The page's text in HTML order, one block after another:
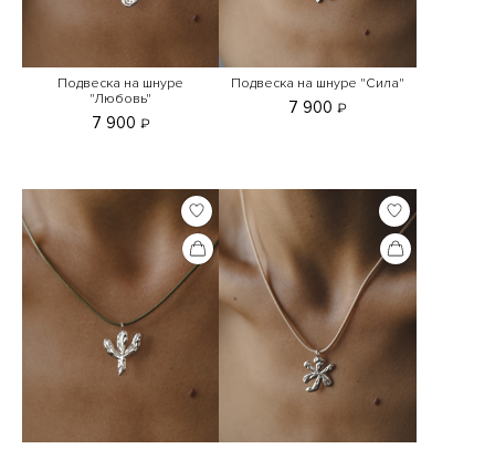
Подвеска на шнуре
"Любовь"
7 900 ₽
Подвеска на шнуре "Сила"
7 900₽